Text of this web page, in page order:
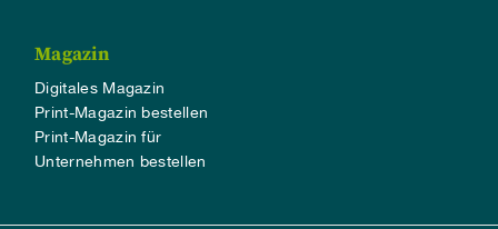
Magazin
Digitales Magazin
Print-Magazin bestellen
Print-Magazin für
Unternehmen bestellen